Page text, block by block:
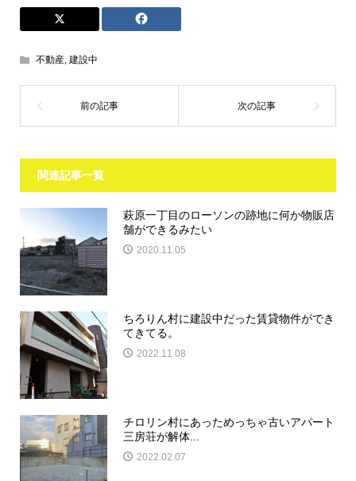
不動産, 建設中
関連記事一覧
萩原一丁目のローソンの跡地に何か物販店
舗ができるみたい
2020.11.05
ちろりん村に建設中だった賃貸物件ができ
てきてる。
2022.11.08
チロリン村にあっためっちゃ古いアパート
三房荘が解体...
2022.02.07